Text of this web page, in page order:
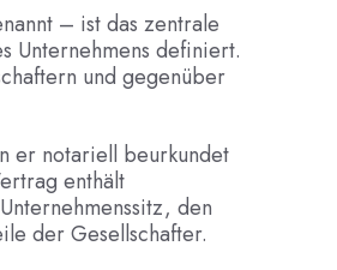
– ist das zentrale
Unternehmens definiert.
und gegenüber
er notariell beurkundet
enthält
den
der Gesellschafter.